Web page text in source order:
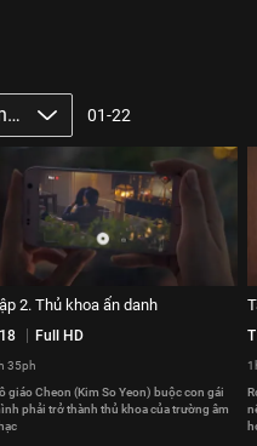
Lưu - Penthouse: War In
01-22
2. Thủ khoa ẩn danh
Full HD
35ph
giáo Cheon (Kim So Yeon) buộc con gái
phải trở thành thủ khoa của trường âm